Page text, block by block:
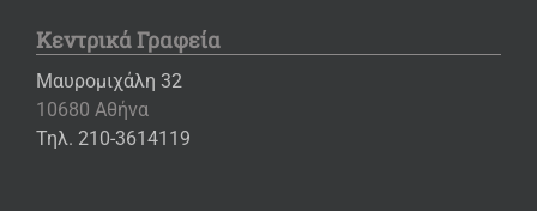
Κεντρικά Γραφεία
Μαυρομιχάλη 32
10680 Αθήνα
Τηλ. 210-3614119